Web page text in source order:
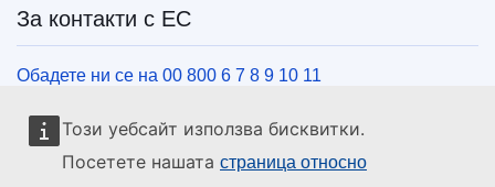
Този уебсайт използва бисквитки.
Посетете нашата страница относно
За контакти с ЕС
Обадете ни се на 00 800 6 7 8 9 10 11
Използвайте други телефонни номера
Пишете ни чрез нашия формуляр за връзка